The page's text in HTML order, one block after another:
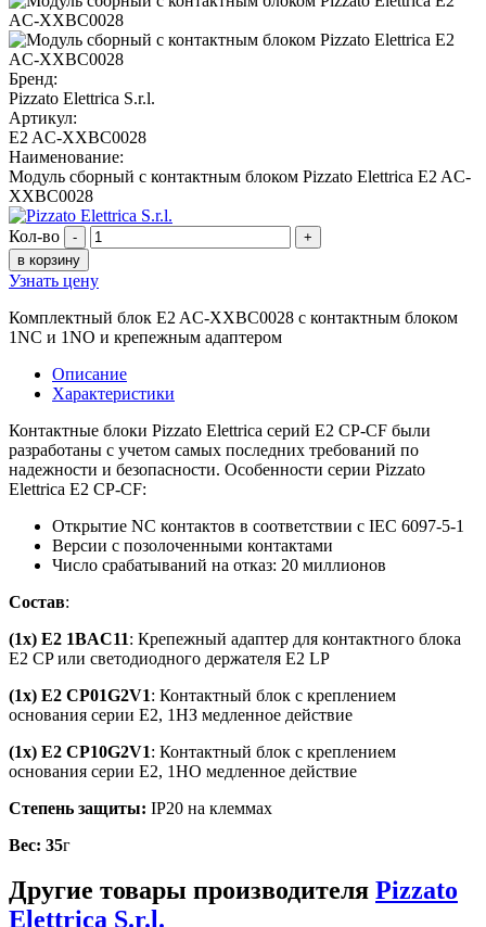
Бренд:
Pizzato Elettrica S.r.l.
Артикул:
E2 AC-XXBC0028
Наименование:
Модуль сборный с контактным блоком Pizzato Elettrica E2 AC-
XXBC0028
Кол-во -
+
в корзину
Узнать цену
Комплектный блок E2 AC-XXBC0028 с контактным блоком
1NC и 1NO и крепежным адаптером
Описание
Характеристики
Контактные блоки Pizzato Elettrica серий E2 CP-CF были
разработаны с учетом самых последних требований по
надежности и безопасности. Особенности серии Pizzato
Elettrica E2 CP-CF:
Открытие NC контактов в соответствии с IEC 6097-5-1
Версии с позолоченными контактами
Число срабатываний на отказ: 20 миллионов
Состав:
(1x) E2 1BAC11: Крепежный адаптер для контактного блока
E2 CP или светодиодного держателя E2 LP
(1x) E2 CP01G2V1: Контактный блок с креплением
основания серии E2, 1НЗ медленное действие
(1x) E2 CP10G2V1: Контактный блок с креплением
основания серии E2, 1НО медленное действие
Степень защиты: IP20 на клеммах
Вес: 35г
Другие товары производителя Pizzato
Elettrica S.r.l.